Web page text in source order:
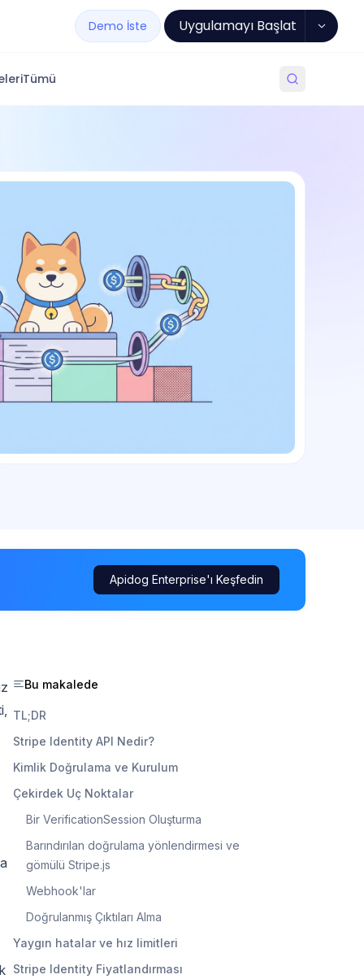
Demo İste Uygulamayı Başlat
Tümü
Apidog Enterprise'ı Keşfedin
Bu makalede
TL;DR
Stripe Identity API Nedir?
Kimlik Doğrulama ve Kurulum
Çekirdek Uç Noktalar
Bir VerificationSession Oluşturma
Barındırılan doğrulama yönlendirmesi ve
gömülü Stripe.js
Webhook'lar
Doğrulanmış Çıktıları Alma
Yaygın hatalar ve hız limitleri
Stripe Identity Fiyatlandırması